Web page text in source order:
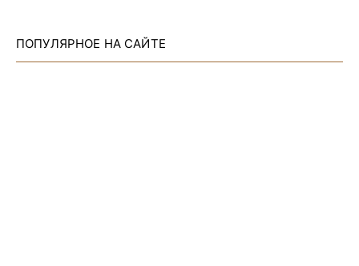
ПОПУЛЯРНОЕ НА САЙТЕ